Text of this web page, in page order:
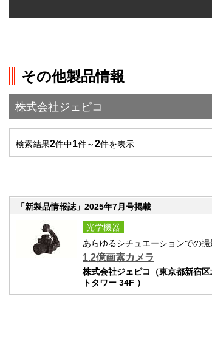
その他製品情報
株式会社ジェピコ
検索結果2件中1件～2件を表示
「新製品情報誌」2025年7月号掲載
光学機器
あらゆるシチュエーションでの
1.2億画素カメラ
株式会社ジェピコ（東京都新宿
トタワー 34F ）